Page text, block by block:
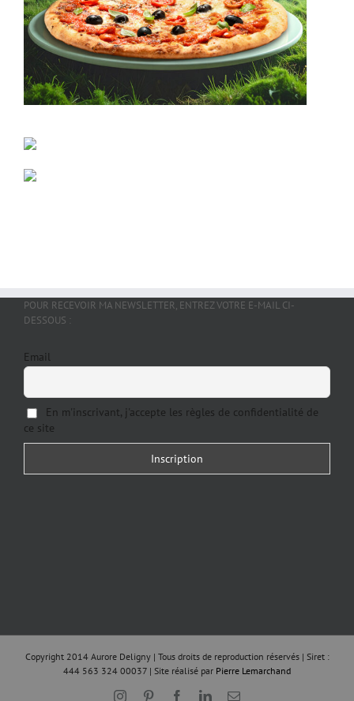
POUR RECEVOIR MA NEWSLETTER, ENTREZ VOTRE E-MAIL CI-
DESSOUS :
Email
En m'inscrivant, j'accepte les règles de confidentialité de
ce site
Copyright 2014 Aurore Deligny | Tous droits de reproduction réservés | Siret :
444 563 324 00037 | Site réalisé par Pierre Lemarchand
InstagramPinterestFacebookLinkedInEmail